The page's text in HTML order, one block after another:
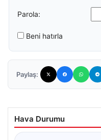
Parola:
Beni hatırla
Paylaş:
Hava Durumu